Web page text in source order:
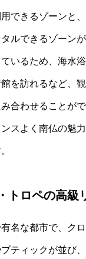
できるゾーンと
ルできるゾーンが
いるため、海水
を訪れるなど、
合わせることがで
スよく南仏の魅
トロペの高級
名な都市で、ク
ティックが並び